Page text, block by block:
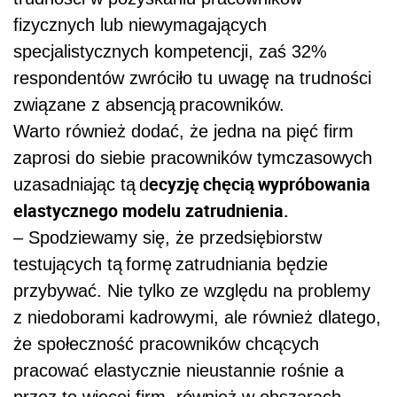
fizycznych lub niewymagających
specjalistycznych kompetencji, zaś 32%
respondentów zwróciło tu uwagę na trudności
związane z absencją pracowników.
Warto również dodać, że jedna na pięć firm
zaprosi do siebie pracowników tymczasowych
uzasadniając tą decyzję chęcią wypróbowania
elastycznego modelu zatrudnienia.
– Spodziewamy się, że przedsiębiorstw
testujących tą formę zatrudniania będzie
przybywać. Nie tylko ze względu na problemy
z niedoborami kadrowymi, ale również dlatego,
że społeczność pracowników chcących
pracować elastycznie nieustannie rośnie a